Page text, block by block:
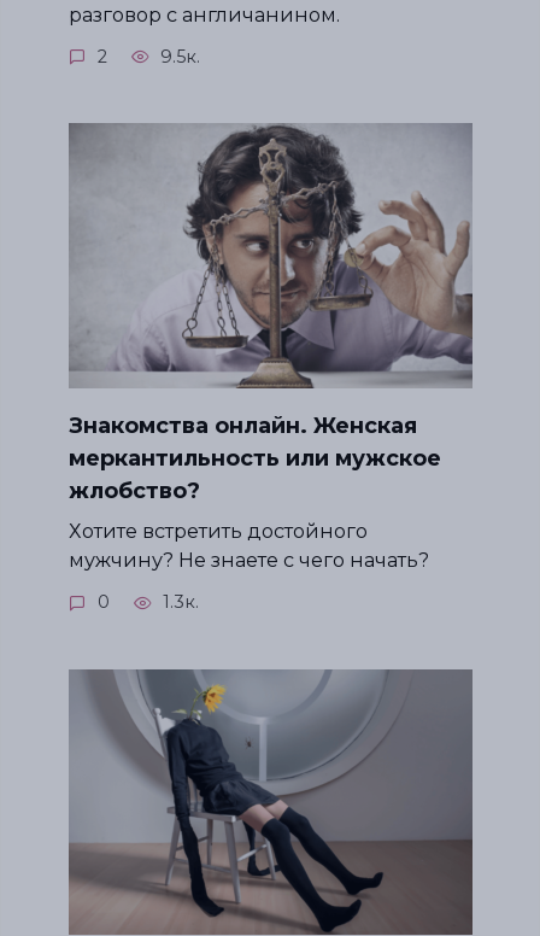
разговор с англичанином.
2 9.5к.
Знакомства онлайн. Женская
меркантильность или мужское
жлобство?
Хотите встретить достойного
мужчину? Не знаете с чего начать?
0 1.3к.